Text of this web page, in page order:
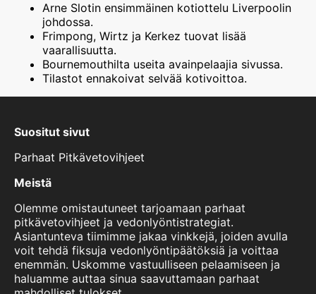
Arne Slotin ensimmäinen kotiottelu Liverpoolin
johdossa.
Frimpong, Wirtz ja Kerkez tuovat lisää
vaarallisuutta.
Bournemouthilta useita avainpelaajia sivussa.
Tilastot ennakoivat selvää kotivoittoa.
Suositut sivut
Parhaat Pitkävetovihjeet
Meistä
Olemme omistautuneet tarjoamaan parhaat
pitkävetovihjeet ja vedonlyöntistrategiat.
Asiantunteva tiimimme jakaa vinkkejä, joiden avulla
voit tehdä fiksuja vedonlyöntipäätöksiä ja voittaa
enemmän. Uskomme vastuulliseen pelaamiseen ja
haluamme auttaa sinua saavuttamaan parhaat